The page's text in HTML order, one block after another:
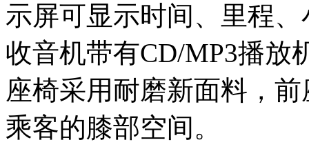
示屏可显示时间、里程
收音机带有CD/MP3播放
座椅采用耐磨新面料，
乘客的膝部空间。